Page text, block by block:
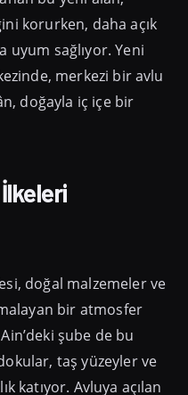
korurken, daha açık
uyum sağlıyor. Yeni
merkezi bir avlu
doğayla iç içe bir
doğal malzemeler ve
bir atmosfer
şube de bu
taş yüzeyler ve
katıyor. Avluya açılan